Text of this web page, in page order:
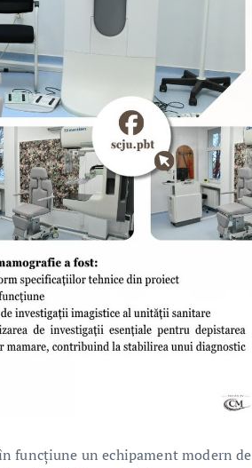
funcțiune un echipament modern de